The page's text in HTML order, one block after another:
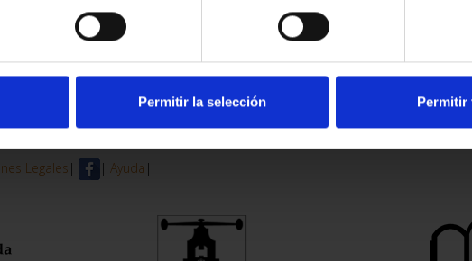
Permitir la selección Permitir
Legales | | Ayuda |